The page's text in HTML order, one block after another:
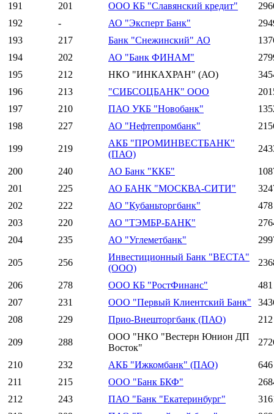
191
201 ООО КБ "Славянский кредит"
192
- АО "Эксперт Банк"
193
217 Банк "Снежинский" АО
194
202 АО "Банк ФИНАМ"
195
212 НКО "ИНКАХРАН" (АО)
196
213 "СИБСОЦБАНК" ООО
197
210 ПАО УКБ "Новобанк"
198
227 АО "Нефтепромбанк"
199 219
АКБ "ПРОМИНВЕСТБАНК"
(ПАО)
200 240 АО Банк "ККБ"
201
225 АО БАНК "МОСКВА-СИТИ"
202
222 АО "Кубаньторгбанк"
478
203
220 АО "ТЭМБР-БАНК"
204
235 АО "Углеметбанк"
205 256
Инвестиционный Банк "ВЕСТА"
(ООО)
206 278 ООО КБ "РостФинанс"
481
207
231 ООО "Первый Клиентский Банк"
208
229 Прио-Внешторгбанк (ПАО) 212
209 288
ООО "НКО "Вестерн Юнион ДП
Восток"
210 232 АКБ "Ижкомбанк" (ПАО)
646
211
215 ООО "Банк БКФ"
212
243 ПАО "Банк "Екатеринбург"